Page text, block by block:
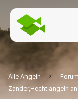
Alle Angeln Forum
Zander,Hecht angeln